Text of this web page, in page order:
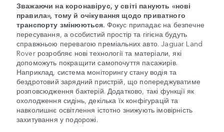
Зважаючи на коронавірус, у світі панують «нові
правила», тому й очікування щодо приватного
транспорту змінюються. Фокус припадає на безпечне
пересування, а особистий простір та гігієна будуть
справжньою перевагою преміальних авто. Jaguar Land
Rover розробляє нові технології та матеріали, які
допоможуть покращити самопочуття пасажирів.
Наприклад, система моніторингу стану водія та
бездротовий зарядний пристрій, що попереджуватиме
розповсюдження бактерій. Додатково, такі функції як
охолодження сидінь, декілька їх конфігурацій та
навколишнє освітлення істотно знижують імовірність
захитування у подорожі.